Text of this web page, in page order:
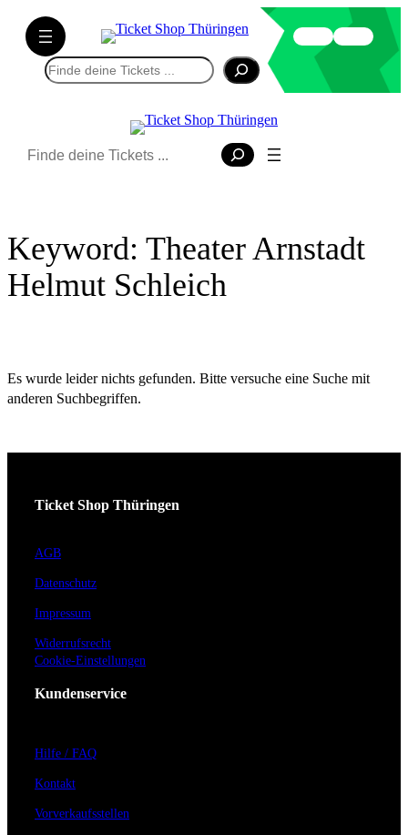
Direkt
zum
Inhalt
wechseln
Suchen
Suchen
Keyword: Theater Arnstadt
Helmut Schleich
Es wurde leider nichts gefunden. Bitte versuche eine Suche mit
anderen Suchbegriffen.
Ticket Shop Thüringen
AGB
Datenschutz
Impressum
Widerrufsrecht
Cookie-Einstellungen
Kundenservice
Hilfe / FAQ
Kontakt
Vorverkaufsstellen